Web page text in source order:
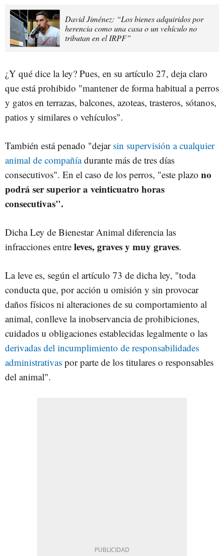
David Jiménez: “Los bienes adquiridos por
herencia como una casa o un vehículo no
tributan en el IRPF”
¿Y qué dice la ley? Pues, en su artículo 27, deja claro
que está prohibido "mantener de forma habitual a perros
y gatos en terrazas, balcones, azoteas, trasteros, sótanos,
patios y similares o vehículos".
También está penado "dejar sin supervisión a cualquier
animal de compañíadurante más de tres días
consecutivos". En el caso de los perros, "este plazo no
podrá ser superior a veinticuatro horas
consecutivas".
Dicha Ley de Bienestar Animal diferencia las
infracciones entre leves, graves y muy graves.
La leve es, según el artículo 73 de dicha ley, "toda
conducta que, por acción u omisión y sin provocar
daños físicos ni alteraciones de su comportamiento al
animal, conlleve la inobservancia de prohibiciones,
cuidados u obligaciones establecidas legalmente o las
derivadas del incumplimiento de responsabilidades
administrativas por parte de los titulares o responsables
del animal".